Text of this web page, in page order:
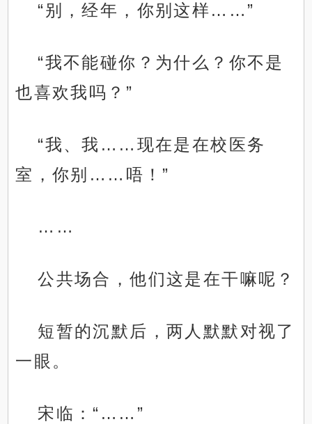
“别，经年，你别这样……”
“我不能碰你？为什么？你不是
也喜欢我吗？”
“我、我……现在是在校医务
室，你别……唔！”
……
公共场合，他们这是在干嘛呢？
短暂的沉默后，两人默默对视了
一眼。
宋临：“……”